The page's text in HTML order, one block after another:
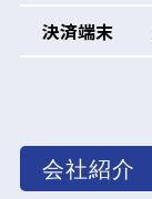
決済端末
会社紹介